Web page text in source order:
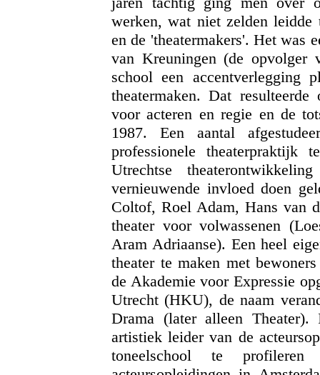
werken, wat niet zelden leidde
en de 'theatermakers'. Het was
van Kreuningen (de opvolger
school een accentverlegging
theatermaken. Dat
voor acteren en regie en de
1987. Een aantal
professionele theaterpraktijk
Utrechtse
vernieuwende invloed doen
Coltof, Roel Adam, Hans van
theater voor volwassenen
Aram Adriaanse). Een heel
theater te maken met
de Akademie voor Expressie
Utrecht (HKU), de naam
Drama (later alleen
artistiek leider van de
toneelschool te